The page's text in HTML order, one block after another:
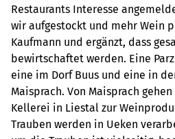
Restaurants Interesse
wir aufgestockt und mehr Wein
Kaufmann und ergänzt, dass
bewirtschaftet werden. Eine
eine im Dorf Buus und eine in
Maisprach. Von Maisprach
Kellerei in Liestal zur
Trauben werden in Ueken